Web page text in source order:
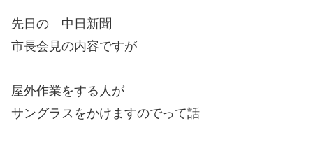
先日の 中日新聞
市長会見の内容ですが
屋外作業をする人が
サングラスをかけますのでって話